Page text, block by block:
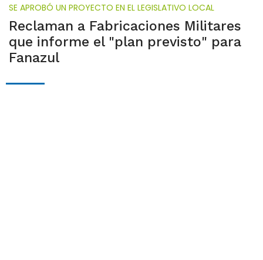
SE APROBÓ UN PROYECTO EN EL LEGISLATIVO LOCAL
Reclaman a Fabricaciones Militares
que informe el "plan previsto" para
Fanazul